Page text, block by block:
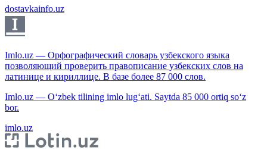
dostavkainfo.uz
Imlo.uz — Орфографический словарь узбекского языка
позволяющий проверить правописание узбекских слов на
латинице и кириллице. В базе более 87 000 слов.
Imlo.uz — O‘zbek tilining imlo lug‘ati. Saytda 85 000 ortiq so‘z
bor.
imlo.uz